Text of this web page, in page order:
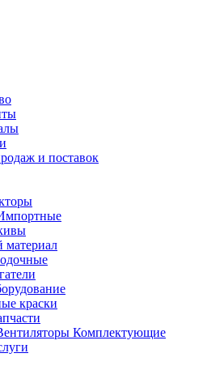
и поставок
краски
Комплектующие